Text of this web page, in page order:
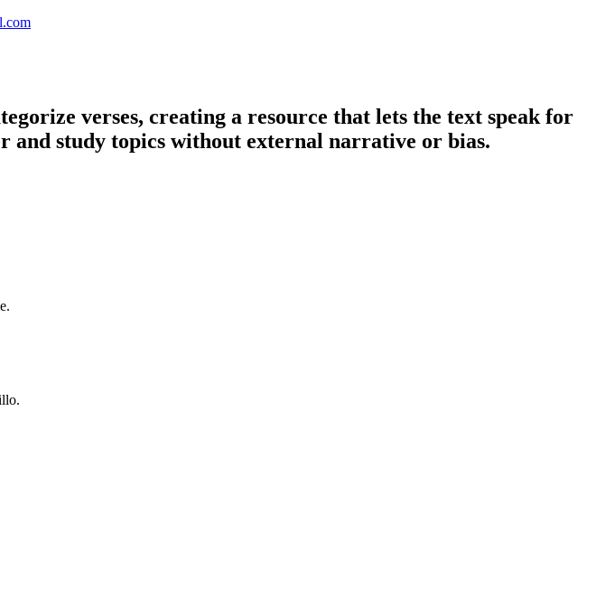
verses, creating a resource that lets the text speak for
and study topics without external narrative or bias.